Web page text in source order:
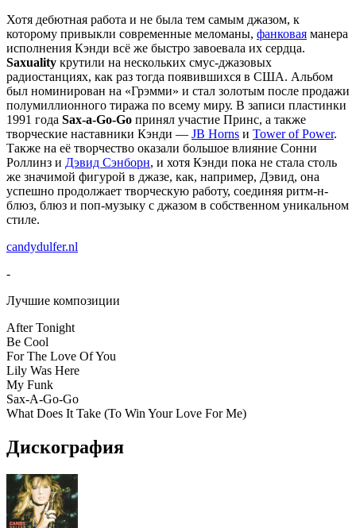
Хотя дебютная работа и не была тем самым джазом, к
которому привыкли современные меломаны, фанковая манера
исполнения Кэнди всё же быстро завоевала их сердца.
Saxuality крутили на нескольких смус-джазовых
радиостанциях, как раз тогда появившихся в США. Альбом
был номинирован на «Грэмми» и стал золотым после продажи
полумиллионного тиража по всему миру. В записи пластинки
1991 года Sax-a-Go-Go принял участие Принс, а также
творческие наставники Кэнди — JB Horns и Tower of Power.
Также на её творчество оказали большое влияние Сонни
Роллинз и Дэвид Сэнборн, и хотя Кэнди пока не стала столь
же значимой фигурой в джазе, как, например, Дэвид, она
успешно продолжает творческую работу, соединяя ритм-н-
блюз, блюз и поп-музыку с джазом в собственном уникальном
стиле.
candydulfer.nl
-
Лучшие композиции
After Tonight
Be Cool
For The Love Of You
Lily Was Here
My Funk
Sax-A-Go-Go
What Does It Take (To Win Your Love For Me)
Дискография